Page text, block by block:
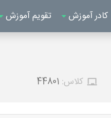
کادر آموزش تقویم آموزش
کلاس: 44801